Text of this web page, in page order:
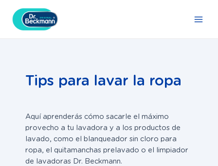
contenido
Tips para lavar la ropa
Aquí aprenderás cómo sacarle el máximo
provecho a tu lavadora y a los productos de
lavado, como el blanqueador sin cloro para
ropa, el quitamanchas prelavado o el limpiador
de lavadoras Dr. Beckmann.
entradas